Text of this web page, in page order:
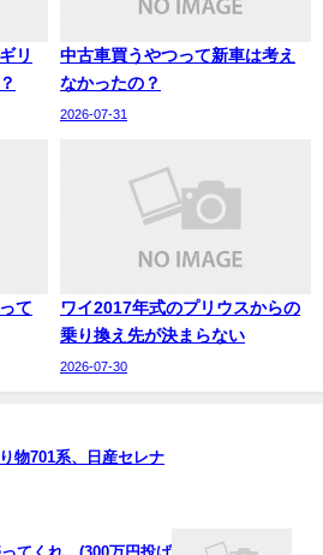
リ
中古車買うやつって新車は考え
なかったの？
2026-07-31
て
ワイ2017年式のプリウスからの
乗り換え先が決まらない
2026-07-30
物701系、日産セレナ